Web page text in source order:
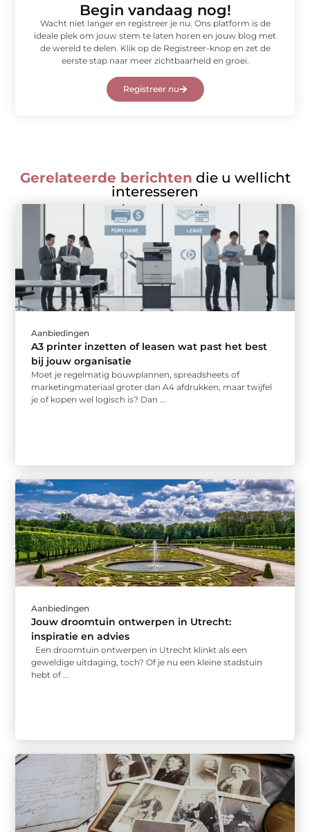
Begin vandaag nog!
Wacht niet langer en registreer je nu. Ons platform is de
ideale plek om jouw stem te laten horen en jouw blog met
de wereld te delen. Klik op de Registreer-knop en zet de
eerste stap naar meer zichtbaarheid en groei.
Registreer nu
Gerelateerde berichten die u wellicht
interesseren
Aanbiedingen
A3 printer inzetten of leasen wat past het best
bij jouw organisatie
Moet je regelmatig bouwplannen, spreadsheets of
marketingmateriaal groter dan A4 afdrukken, maar twijfel
je of kopen wel logisch is? Dan ...
Aanbiedingen
Jouw droomtuin ontwerpen in Utrecht:
inspiratie en advies
Een droomtuin ontwerpen in Utrecht klinkt als een
geweldige uitdaging, toch? Of je nu een kleine stadstuin
hebt of ...